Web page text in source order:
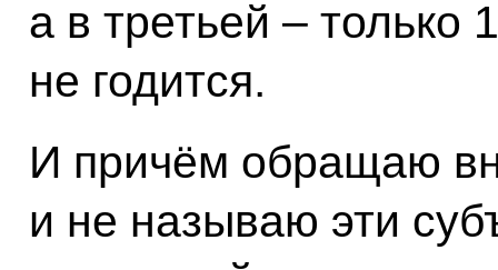
а в третьей – только
не годится.
И причём обращаю
и не называю эти